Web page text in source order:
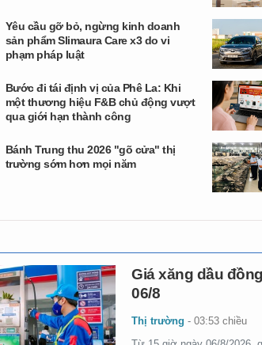
Yêu cầu gỡ bỏ, ngừng kinh doanh
sản phẩm Slimaura Care x3 do vi
phạm pháp luật
Bước đi tái định vị của Phê La: Khi
một thương hiệu F&B chủ động vượt
qua giới hạn thành công
Bánh Trung thu 2026 "gõ cửa" thị
trường sớm hơn mọi năm
Giá xăng dầu
06/8
Thị trường -03:53 chiều